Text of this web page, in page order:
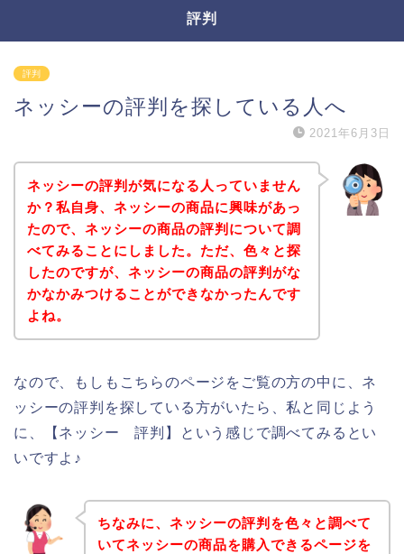
評判
評判
ネッシーの評判を探している人へ
2021年6月3日
ネッシーの評判が気になる人っていません
か？私自身、ネッシーの商品に興味があっ
たので、ネッシーの商品の評判について調
べてみることにしました。ただ、色々と探
したのですが、ネッシーの商品の評判がな
かなかみつけることができなかったんです
よね。
なので、もしもこちらのページをご覧の方の中に、ネ
ッシーの評判を探している方がいたら、私と同じよう
に、【ネッシー 評判】という感じで調べてみるとい
いですよ♪
ちなみに、ネッシーの評判を色々と調べて
いてネッシーの商品を購入できるページを